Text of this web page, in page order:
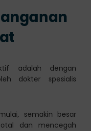
adalah dengan
dokter spesialis
semakin besar
dan mencegah